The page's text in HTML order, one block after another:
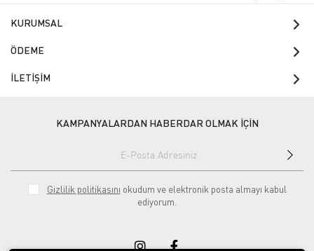
KURUMSAL
ÖDEME
İLETİŞİM
KAMPANYALARDAN HABERDAR OLMAK İÇİN
Gizlilik politikasını okudum ve elektronik posta almayı kabul
ediyorum.